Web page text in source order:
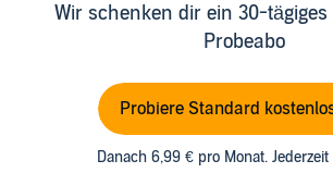
Wir schenken dir ein 30-tägiges
Probeabo
Probiere Standard
Danach 6,99 € pro Monat.